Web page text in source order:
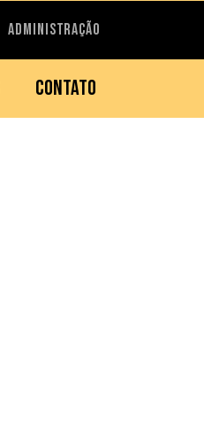
ADMINISTRAÇÃO
CONTATO